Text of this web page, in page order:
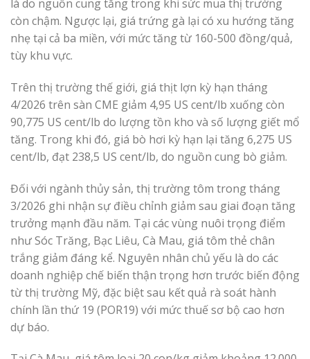
là do nguồn cung tăng trong khi sức mua thị trường
còn chậm. Ngược lại, giá trứng gà lại có xu hướng tăng
nhẹ tại cả ba miền, với mức tăng từ 160-500 đồng/quả,
tùy khu vực.
Trên thị trường thế giới, giá thịt lợn kỳ hạn tháng
4/2026 trên sàn CME giảm 4,95 US cent/lb xuống còn
90,775 US cent/lb do lượng tồn kho và số lượng giết mổ
tăng. Trong khi đó, giá bò hơi kỳ hạn lại tăng 6,275 US
cent/lb, đạt 238,5 US cent/lb, do nguồn cung bò giảm.
Đối với ngành thủy sản, thị trường tôm trong tháng
3/2026 ghi nhận sự điều chỉnh giảm sau giai đoạn tăng
trưởng mạnh đầu năm. Tại các vùng nuôi trọng điểm
như Sóc Trăng, Bạc Liêu, Cà Mau, giá tôm thẻ chân
trắng giảm đáng kể. Nguyên nhân chủ yếu là do các
doanh nghiệp chế biến thận trọng hơn trước biến động
từ thị trường Mỹ, đặc biệt sau kết quả rà soát hành
chính lần thứ 19 (POR19) với mức thuế sơ bộ cao hơn
dự báo.